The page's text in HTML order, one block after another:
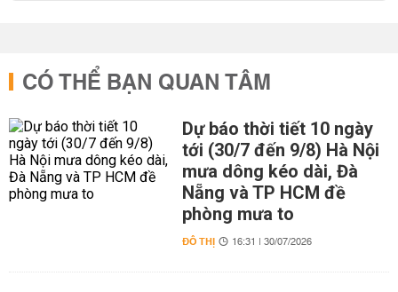
CÓ THỂ BẠN QUAN TÂM
Dự báo thời tiết 10 ngày
tới (30/7 đến 9/8) Hà Nội
mưa dông kéo dài, Đà
Nẵng và TP HCM đề
phòng mưa to
ĐÔ THỊ 16:31 | 30/07/2026